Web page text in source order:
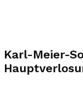
Karl-Meier-